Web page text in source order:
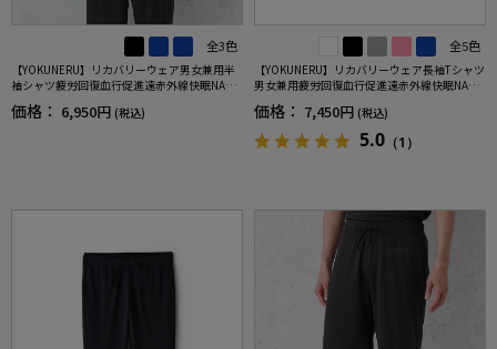
全3色
【YOKUNERU】リカバリーウェア男女兼用半
袖シャツ疲労回復血行促進遠赤外線快眠NANO
MIX(R)【一般医療機器】SS～LLサイズ
価格： 6,950円 (税込)
全5色
【YOKUNERU】リカバリーウェア長袖Tシャツ
男女兼用疲労回復血行促進遠赤外線快眠NANO
MIX(R)【一般医療機器】SS～LLサイズ
価格： 7,450円 (税込)
5.0 （1）